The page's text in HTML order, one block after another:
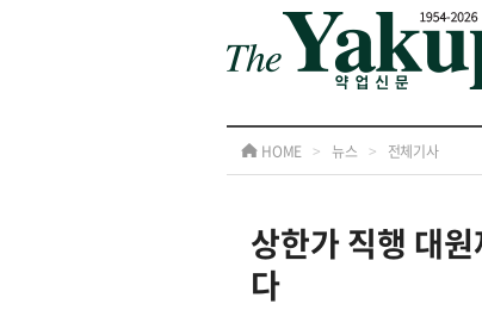
HOME > 뉴스 > 전체기사
상한가 직행 대
다